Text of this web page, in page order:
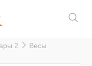
2 Весы